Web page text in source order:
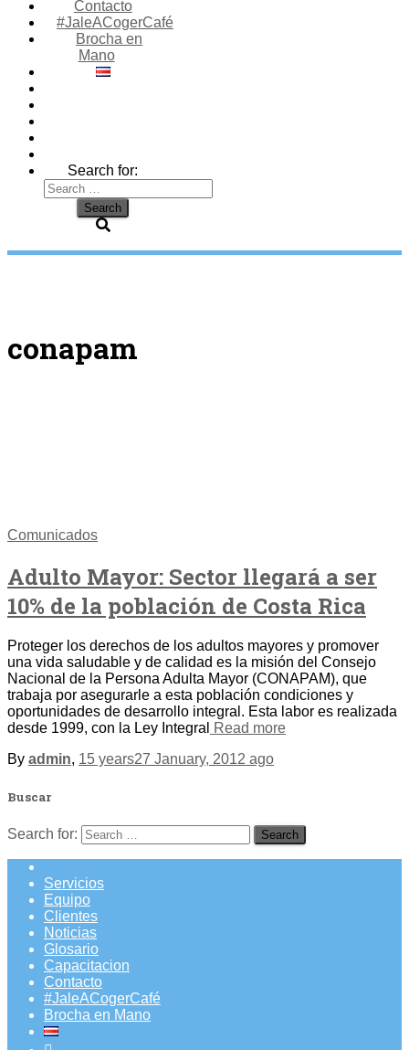
Contacto
#JaleACogerCafé
Brocha en
Mano
Search for:
conapam
Comunicados
Adulto Mayor: Sector llegará a ser
10% de la población de Costa Rica
Proteger los derechos de los adultos mayores y promover
una vida saludable y de calidad es la misión del Consejo
Nacional de la Persona Adulta Mayor (CONAPAM), que
trabaja por asegurarle a esta población condiciones y
oportunidades de desarrollo integral. Esta labor es realizada
desde 1999, con la Ley Integral Read more
By admin, 15 years27 January, 2012 ago
Buscar
Search for:
Servicios
Equipo
Clientes
Noticias
Glosario
Capacitacion
Contacto
#JaleACogerCafé
Brocha en Mano